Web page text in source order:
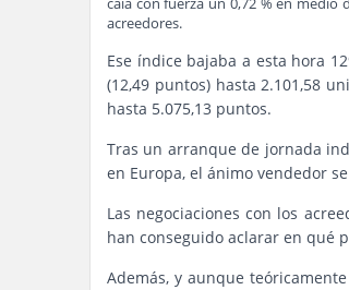
acreedores.
Ese índice bajaba a esta hora
(12,49 puntos) hasta 2.101,58
hasta 5.075,13 puntos.
Tras un arranque de jornada
en Europa, el ánimo vendedor
Las negociaciones con los
han conseguido aclarar en qué
Además, y aunque